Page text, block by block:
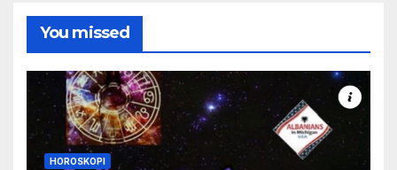
You missed
HOROSKOPI